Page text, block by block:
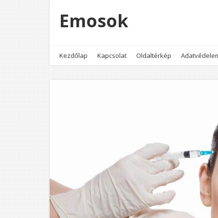
Emosok
Kezdőlap Kapcsolat Oldaltérkép